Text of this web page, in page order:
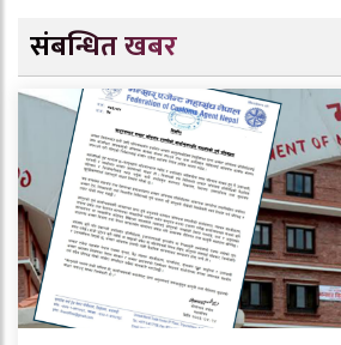
संबन्धित खबर